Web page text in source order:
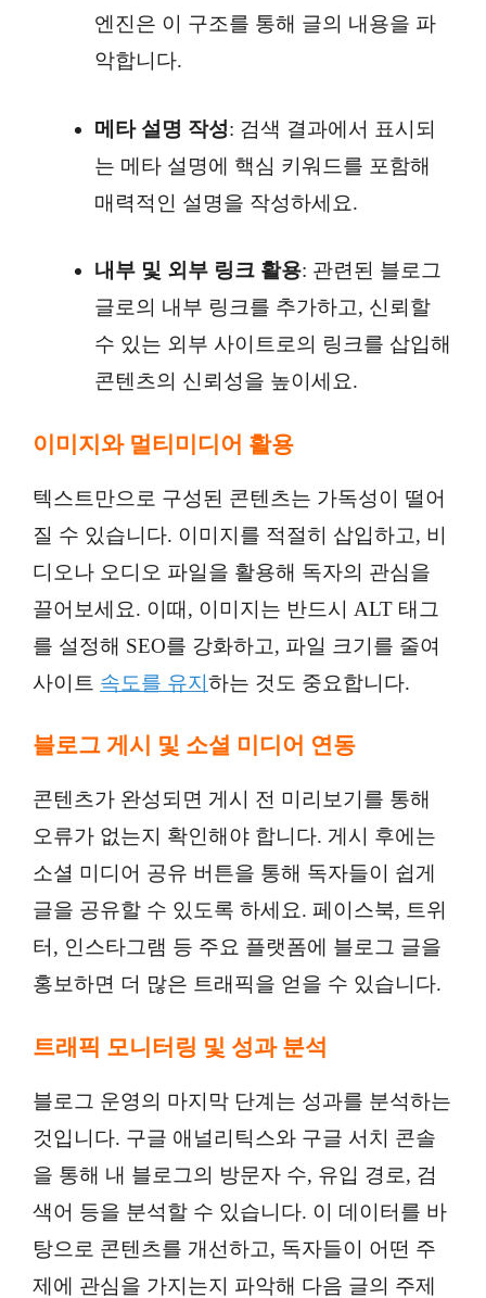
엔진은 이 구조를 통해 글의 내용을 파
악합니다.
메타 설명 작성: 검색 결과에서 표시되
는 메타 설명에 핵심 키워드를 포함해
매력적인 설명을 작성하세요.
내부 및 외부 링크 활용: 관련된 블로그
글로의 내부 링크를 추가하고, 신뢰할
수 있는 외부 사이트로의 링크를 삽입해
콘텐츠의 신뢰성을 높이세요.
이미지와 멀티미디어 활용
텍스트만으로 구성된 콘텐츠는 가독성이 떨어
질 수 있습니다. 이미지를 적절히 삽입하고, 비
디오나 오디오 파일을 활용해 독자의 관심을
끌어보세요. 이때, 이미지는 반드시 ALT 태그
를 설정해 SEO를 강화하고, 파일 크기를 줄여
사이트 속도를 유지하는 것도 중요합니다.
블로그 게시 및 소셜 미디어 연동
콘텐츠가 완성되면 게시 전 미리보기를 통해
오류가 없는지 확인해야 합니다. 게시 후에는
소셜 미디어 공유 버튼을 통해 독자들이 쉽게
글을 공유할 수 있도록 하세요. 페이스북, 트위
터, 인스타그램 등 주요 플랫폼에 블로그 글을
홍보하면 더 많은 트래픽을 얻을 수 있습니다.
트래픽 모니터링 및 성과 분석
블로그 운영의 마지막 단계는 성과를 분석하는
것입니다. 구글 애널리틱스와 구글 서치 콘솔
을 통해 내 블로그의 방문자 수, 유입 경로, 검
색어 등을 분석할 수 있습니다. 이 데이터를 바
탕으로 콘텐츠를 개선하고, 독자들이 어떤 주
제에 관심을 가지는지 파악해 다음 글의 주제